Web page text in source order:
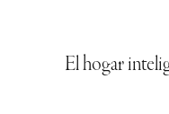
El hogar